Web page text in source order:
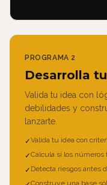
PROGRAMA 2
Desarrolla
Valida tu idea con
debilidades y
lanzarte.
✓Valida tu idea con
✓Calcula si los
✓ Detecta riesgos antes
Construye una base